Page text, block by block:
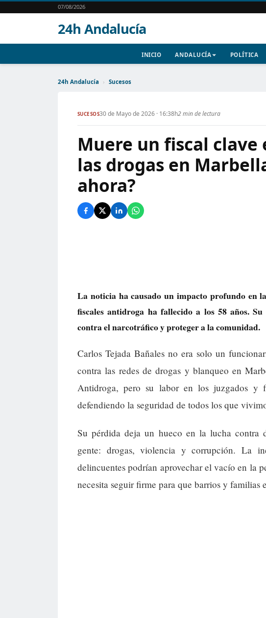
07/08/2026
24h Andalucía
INICIO ANDALUCÍA POLÍTICA
24h Andalucía › Sucesos
SUCESOS30 de Mayo de 2026 · 16:38h2 min de lectura
Muere un fiscal
las drogas en
ahora?
La noticia ha causado un impacto profundo en
fiscales antidroga ha fallecido a los 58 años.
contra el narcotráfico y proteger a la comunidad.
Carlos Tejada Bañales no era solo un
contra las redes de drogas y blanqueo en
Antidroga, pero su labor en los juzgados y
defendiendo la seguridad de todos los que
Su pérdida deja un hueco en la lucha contra
gente: drogas, violencia y corrupción. La
delincuentes podrían aprovechar el vacío en la
necesita seguir firme para que barrios y familias